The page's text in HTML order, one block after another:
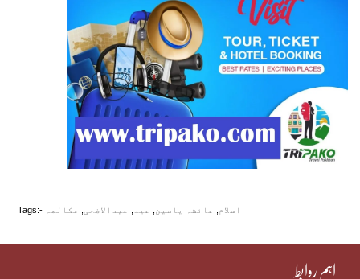
Tags:- اسلام عائشہ یاسین عید عیدالاضحٰی مکالمہ
اہم روابط